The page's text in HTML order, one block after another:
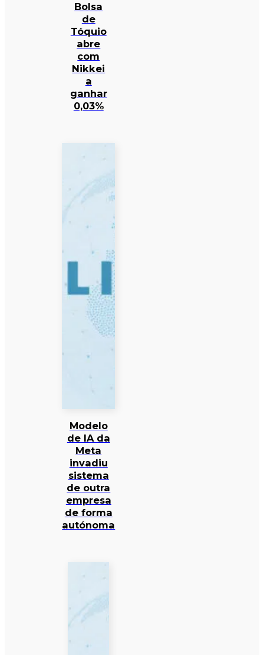
Bolsa
de
Tóquio
abre
com
Nikkei
a
ganhar
0,03%
Modelo
de IA da
Meta
invadiu
sistema
de outra
empresa
de forma
autónoma